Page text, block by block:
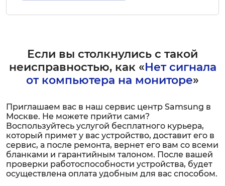
Если вы столкнулись с такой
неисправностью, как «Нет сигнала
от компьютера на мониторе»
Приглашаем вас в наш сервис центр Samsung в
Москве. Не можете прийти сами?
Воспользуйтесь услугой бесплатного курьера,
который примет у вас устройство, доставит его в
сервис, а после ремонта, вернет его вам со всеми
бланками и гарантийным талоном. После вашей
проверки работоспособности устройства, будет
осуществлена оплата удобным для вас способом.